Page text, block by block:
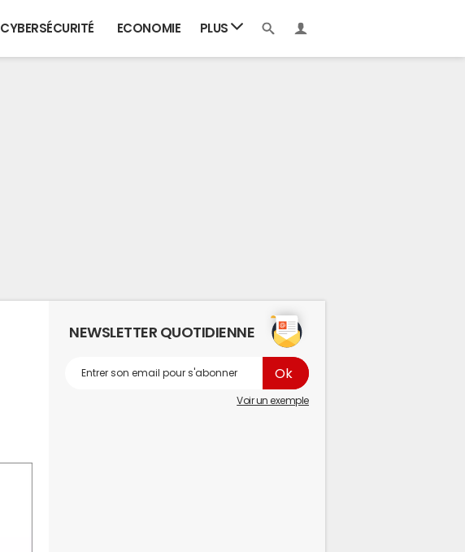
CYBERSÉCURITÉ ECONOMIE PLUS
NEWSLETTER QUOTIDIENNE
Voir un exemple